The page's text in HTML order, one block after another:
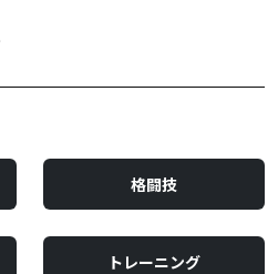
格闘技
トレーニング